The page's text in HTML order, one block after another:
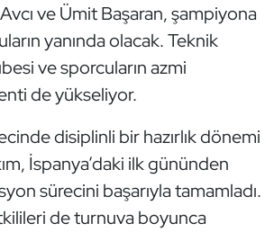
ve Ümit Başaran, şampiyona
yanında olacak. Teknik
ve sporcuların azmi
de yükseliyor.
disiplinli bir hazırlık dönemi
İspanya’daki ilk gününden
sürecini başarıyla tamamladı.
de turnuva boyunca